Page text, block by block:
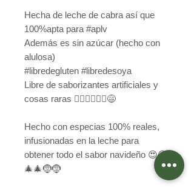
Hecha de leche de cabra así que
100%apta para #aplv
Además es sin azúcar (hecho con
alulosa)
#libredegluten #libredesoya
Libre de saborizantes artificiales y
cosas raras 💁‍♀️🙆‍♀️🙋‍♀️😅
Hecho con especias 100% reales,
infusionadas en la leche para
obtener todo el sabor navideño 😍😍
🎄🎄🤶🤶